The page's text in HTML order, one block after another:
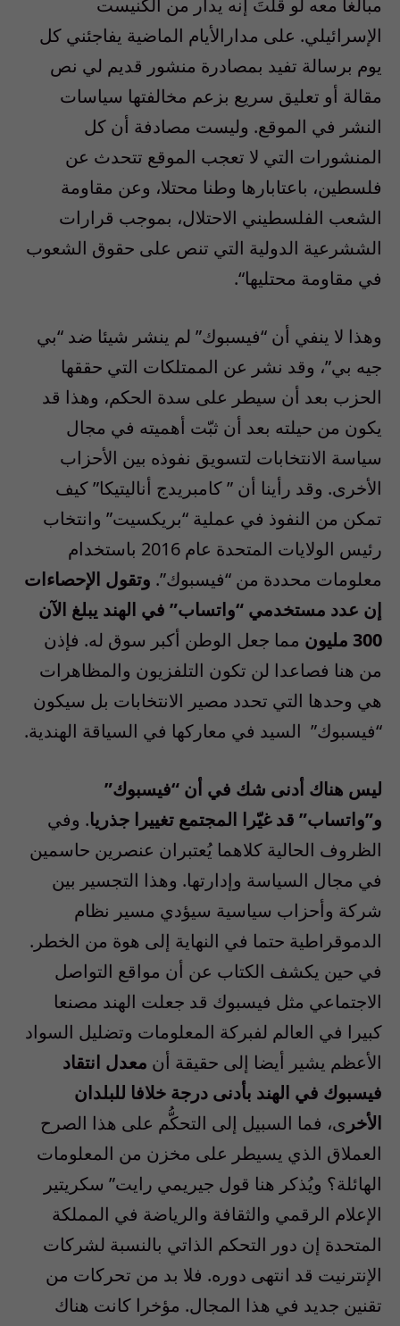
مبالغا معه لو قلتَ إنه يدار من الكنيست
الإسرائيلي. على مدارالأيام الماضية يفاجئني كل
يوم برسالة تفيد بمصادرة منشور قديم لي نص
مقالة أو تعليق سريع بزعم مخالفتها سياسات
النشر في الموقع. وليست مصادفة أن كل
المنشورات التي لا تعجب الموقع تتحدث عن
فلسطين، باعتابارها وطنا محتلا، وعن مقاومة
الشعب الفلسطيني الاحتلال، بموجب قرارات
الششرعية الدولية التي تنص على حقوق الشعوب
في مقاومة محتليها“.
وهذا لا ينفي أن “فيسبوك” لم ينشر شيئا ضد “بي
جيه بي”، وقد نشر عن الممتلكات التي حققها
الحزب بعد أن سيطر على سدة الحكم، وهذا قد
يكون من حيلته بعد أن ثبّت أهميته في مجال
سياسة الانتخابات لتسويق نفوذه بين الأحزاب
الأخرى. وقد رأينا أن ”كامبريدج أناليتيكا”كيف
تمكن من النفوذ في عملية “بريكسيت” وانتخاب
رئيس الولايات المتحدة عام
باستخدام
معلومات محددة من “فيسبوك”. وتقول الإحصاءات
إن عدد مستخدمي “واتساب” في الهند يبلغ الآن
300 مليون مما جعل الوطن أكبر سوق له. فإذن
من هنا فصاعدا لن تكون التلفزيون والمظاهرات
هي وحدها التي تحدد مصير الانتخابات بل سيكون
“فيسبوك” السيد في معاركها في السياقة الهندية.
ليس هناك أدنى شك في أن “فيسبوك”
و”واتساب” قد غيّرا المجتمع تغييرا جذريا. وفي
الظروف الحالية كلاهما يُعتبران عنصرين حاسمين
في مجال السياسة وإدارتها. وهذا التجسير بين
شركة وأحزاب سياسية سيؤدي مسير نظام
الدموقراطية حتما في النهاية إلى هوة من الخطر .
في حين يكشف الكتاب عن أن مواقع التواصل
الاجتماعي مثل فيسبوك قد جعلت الهند مصنعا
كبيرا في العالم لفبركة المعلومات وتضليل السواد
الأعظم يشير أيضا إلى حقيقة أن معدل انتقاد
فيسبوك في الهند بأدنى درجة خلافا للبلدان
الأخر ى، فما السبيل إلى التحكُّم على هذا الصرح
العملاق الذي يسيطر على مخزن من المعلومات
الهائلة؟ ويُذكر هنا قول جيريمي رايت” سكريتير
الإعلام الرقمي والثقافة والرياضة في المملكة
المتحدة إن دور التحكم الذاتي بالنسبة لشركات
الإنترنيت قد انتهى دوره. فلا بد من تحركات من
تقنين جديد في هذا المجال. مؤخرا كانت هناك